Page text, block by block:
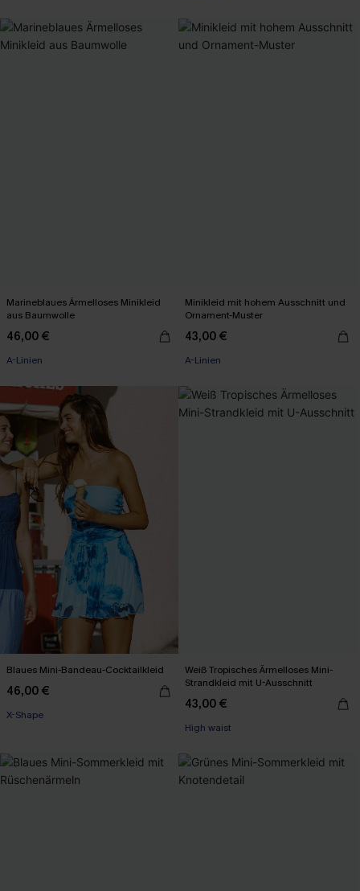
Marineblaues Ärmelloses Minikleid
aus Baumwolle
46,00 €
A-Linien
Minikleid mit hohem Ausschnitt und
Ornament-Muster
43,00 €
A-Linien
Blaues Mini-Bandeau-Cocktailkleid
46,00 €
X-Shape
Weiß Tropisches Ärmelloses Mini-
Strandkleid mit U-Ausschnitt
43,00 €
High waist